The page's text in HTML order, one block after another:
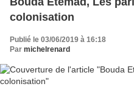
colonisation
Publié le 03/06/2019 à 16:18
Par michelrenard